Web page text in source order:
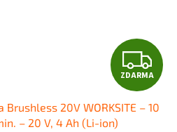
Z
D
A
ZDARMA
20V WORKSITE – 10
– 20 V, 4 Ah (Li-ion)